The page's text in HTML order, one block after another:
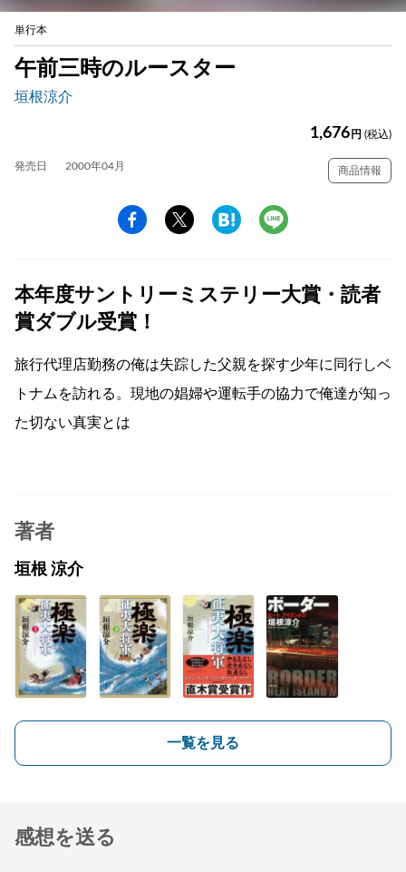
単行本
午前三時のルースター
垣根涼介
1,676 円 (税込)
発売日 2000年04月 商品情報
本年度サントリーミステリー大賞・読者
賞ダブル受賞！
旅行代理店勤務の俺は失踪した父親を探す少年に同行しベ
トナムを訪れる。現地の娼婦や運転手の協力で俺達が知っ
た切ない真実とは
著者
垣根 涼介
一覧を見る
感想を送る